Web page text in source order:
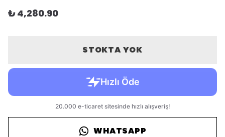
₺ 4,280.90
STOKTA YOK
WHATSAPP